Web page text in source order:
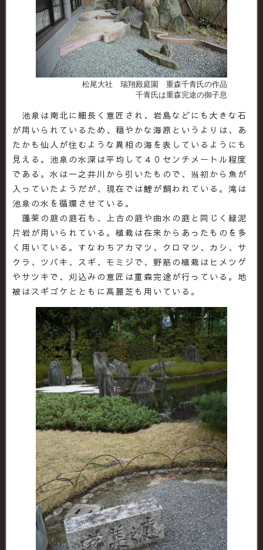
松尾大社 瑞翔殿庭園 重森千青氏の作品
千青氏は重森完途の御子息
池泉は南北に細長く意匠され、岩島などにも大きな石
が用いられているため、穏やかな海原というよりは、あ
たかも仙人が住むような異相の海を表しているようにも
見える。池泉の水深は平均して４０センチメートル程度
である。水は一之井川から引いたもので、当初から魚が
入っていたようだが、現在では鯉が飼われている。滝は
池泉の水を循環させている。
蓬莱の庭の庭石も、上古の庭や曲水の庭と同じく緑泥
片岩が用いられている。植栽は在来からあったものを多
く用いている。すなわちアカマツ、クロマツ、カシ、サ
クラ、ツバキ、スギ、モミジで、野筋の植栽はヒメツゲ
やサツキで、刈込みの意匠は重森完途が行っている。地
被はスギゴケとともに高麗芝も用いている。